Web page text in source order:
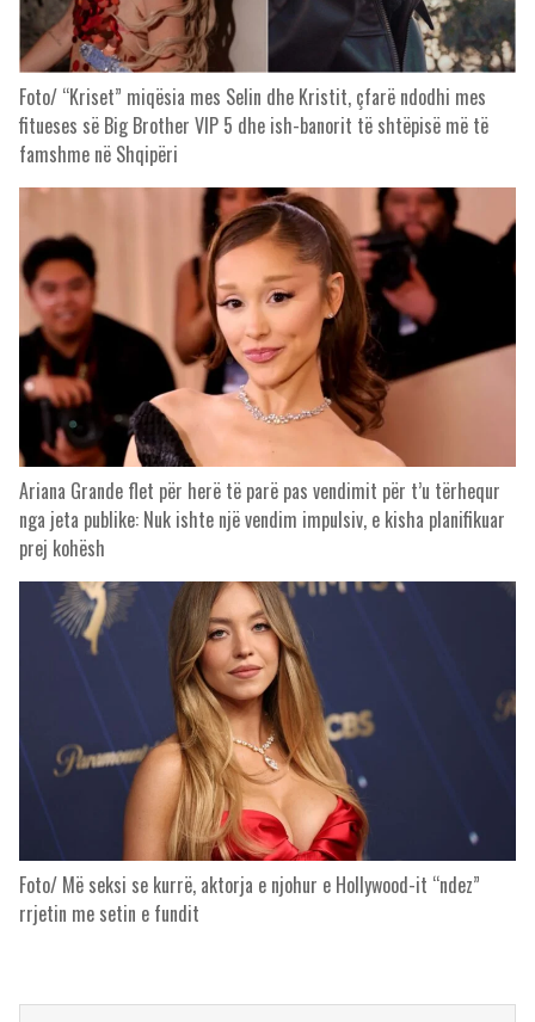
Foto/ “Kriset” miqësia mes Selin dhe Kristit, çfarë ndodhi mes
fitueses së Big Brother VIP 5 dhe ish-banorit të shtëpisë më të
famshme në Shqipëri
Ariana Grande flet për herë të parë pas vendimit për t’u tërhequr
nga jeta publike: Nuk ishte një vendim impulsiv, e kisha planifikuar
prej kohësh
Foto/ Më seksi se kurrë, aktorja e njohur e Hollywood-it “ndez”
rrjetin me setin e fundit